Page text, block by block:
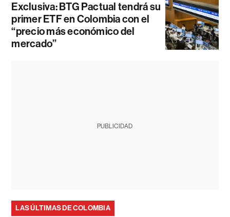
Exclusiva: BTG Pactual tendrá su
primer ETF en Colombia con el
“precio más económico del
mercado”
PUBLICIDAD
LAS ÚLTIMAS DE COLOMBIA